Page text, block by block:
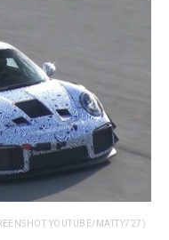
YOUTUBE/MATTY727)